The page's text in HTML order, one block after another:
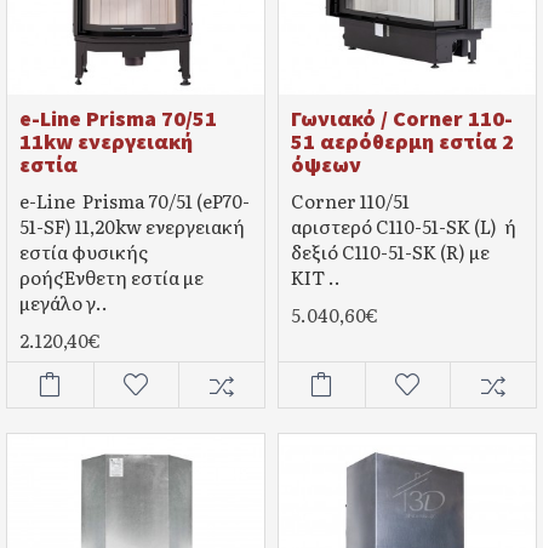
e-Line Prisma 70/51
11kw ενεργειακή
εστία
e-Line Prisma 70/51 (eP70-
51-SF) 11,20kw ενεργειακή
εστία φυσικής
ροήςΈνθετη εστία με
μεγάλο γ..
2.120,40€
Γωνιακό / Corner 110-
51 αερόθερμη εστία 2
όψεων
Corner 110/51
αριστερό C110-51-SK (L) ή
δεξιό C110-51-SK (R) με
ΚΙΤ ..
5.040,60€